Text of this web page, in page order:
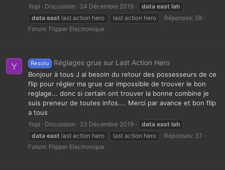
Yopi Discussion 24 Décembre 2019 data east lah
data east last action hero last action hero
Réponses: 58
Forum: Flipper Electronique
Y Resolu Réglages grue sur Last Action Hero
Bonjour à tous J ai besoin du retour des possesseurs de ce
flip pour régler ma grue car impossible de trouver le bon
reglage... donc si certain ont trouver la bonne combine je
suis preneur de toutes infos.... Merci par avance et bon flip
a tous
Yopi Discussion 23 Décembre 2019 data east lah
data east last action hero last action hero
Réponses: 37
Forum: Flipper Electronique